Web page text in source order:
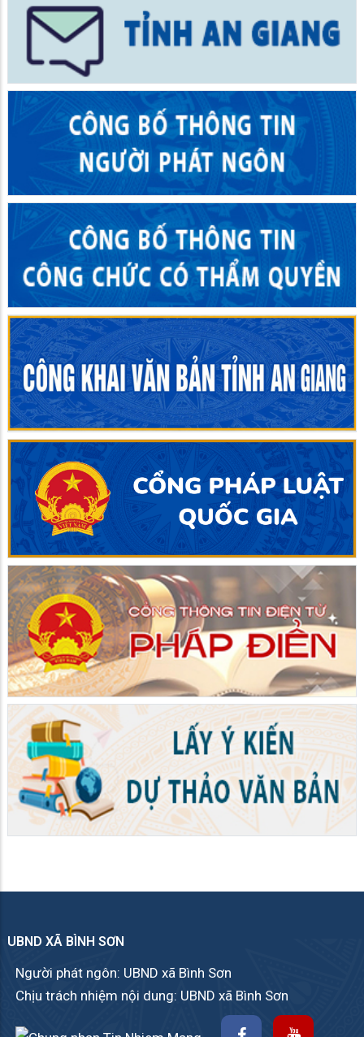
UBND XÃ BÌNH SƠN
Người phát ngôn: UBND xã Bình Sơn
Chịu trách nhiệm nội dung: UBND xã Bình Sơn